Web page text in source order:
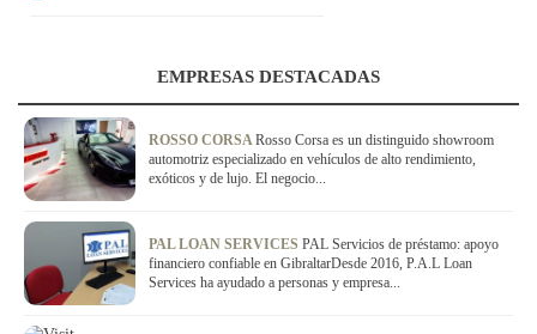
EMPRESAS DESTACADAS
ROSSO CORSARosso Corsa es un distinguido showroom
automotriz especializado en vehículos de alto rendimiento,
exóticos y de lujo. El negocio...
PAL LOAN SERVICES PAL Servicios de préstamo: apoyo
financiero confiable en GibraltarDesde 2016, P.A.L Loan
Services ha ayudado a personas y empresa...